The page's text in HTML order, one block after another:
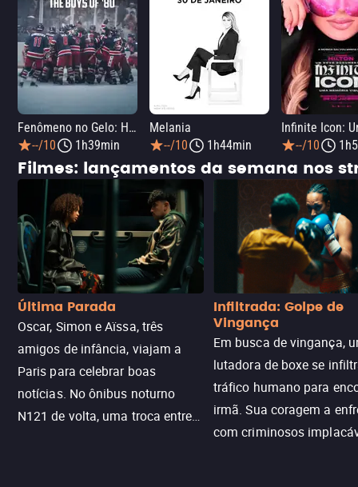
Fenômeno no Gelo: Hóquei na Guerra Fria
--/10
1h39min
Melania
--/10
1h44min --/10
Filmes: lançamentos da semana nos
Última Parada
Oscar, Simon e Aïssa, três
amigos de infância, viajam a
Paris para celebrar boas
notícias. No ônibus noturno
N121 de volta, uma troca entre
Infiltrada: Golpe de
Vingança
Em busca de vingança,
lutadora de boxe se
tráfico humano para
irmã. Sua coragem a
com criminosos